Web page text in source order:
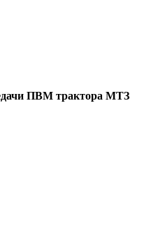
ПВМ трактора МТЗ